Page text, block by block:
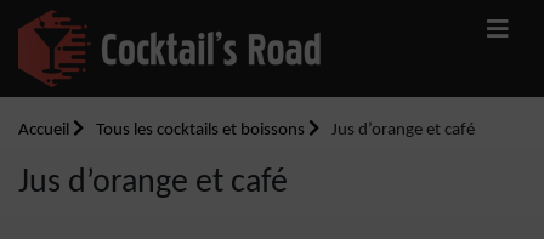
Accueil Tous les cocktails et boissons Jus d’orange et café
Jus d’orange et café